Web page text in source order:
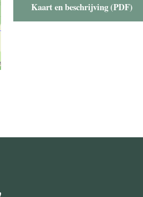
Kaart en beschrijving (PDF)